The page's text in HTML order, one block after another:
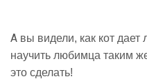
А вы видели, как кот
научить любимца таким
это сделать!